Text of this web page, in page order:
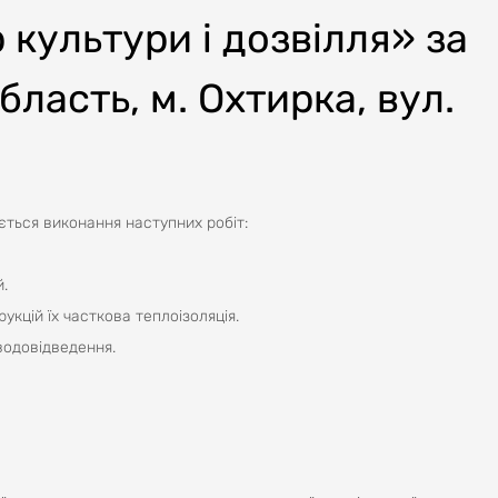
і дозвілля» за
м. Охтирка, вул.
виконання наступних робіт:
їх часткова теплоізоляція.